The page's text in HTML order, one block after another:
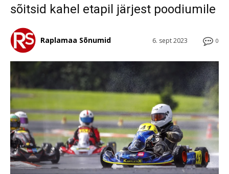
sõitsid kahel etapil järjest poodiumile
0
6. sept 2023
Raplamaa Sõnumid